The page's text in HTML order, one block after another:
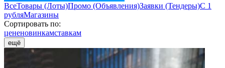
ВсеТовары (Лоты)Промо (Объявления)Заявки (Тендеры)С 1
рубляМагазины
Сортировать по:
цененовинкамставкам
ещё